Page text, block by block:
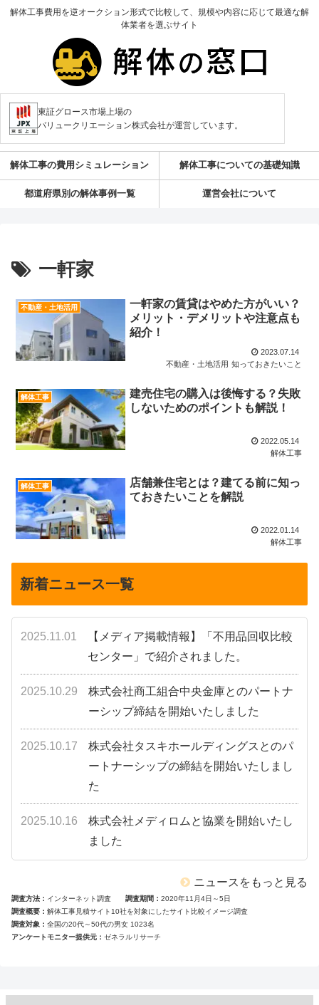
解体工事費用を逆オークション形式で比較して、規模や内容に応じて最適な解
体業者を選ぶサイト
東証グロース市場上場の
バリュークリエーション株式会社が運営しています。
解体工事の費用シミュレーション 解体工事についての基礎知識
都道府県別の解体事例一覧 運営会社について
一軒家
不動産・土地活用
一軒家の賃貸はやめた方がいい？
メリット・デメリットや注意点も
紹介！
2023.07.14
不動産・土地活用 知っておきたいこと
解体工事
建売住宅の購入は後悔する？失敗
しないためのポイントも解説！
2022.05.14
解体工事
解体工事
店舗兼住宅とは？建てる前に知っ
ておきたいことを解説
2022.01.14
解体工事
新着ニュース一覧
2025.11.01
【メディア掲載情報】「不用品回収比較
センター」で紹介されました。
2025.10.29
株式会社商工組合中央金庫とのパートナ
ーシップ締結を開始いたしました
2025.10.17
株式会社タスキホールディングスとのパ
ートナーシップの締結を開始いたしまし
た
2025.10.16
株式会社メディロムと協業を開始いたし
ました
ニュースをもっと見る
調査方法 インターネット調査 調査期間
2020年11月4日～5日
調査概要
解体工事見積サイト10社を対象にしたサイト比較イメージ調査
調査対象
全国の20代～50代の男女 1023名
アンケートモニター提供元
ゼネラルリサーチ